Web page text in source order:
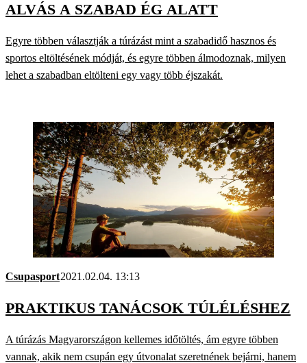
ALVÁS A SZABAD ÉG ALATT
Egyre többen választják a túrázást mint a szabadidő hasznos és
sportos eltöltésének módját, és egyre többen álmodoznak, milyen
lehet a szabadban eltölteni egy vagy több éjszakát.
Csupasport2021.02.04. 13:13
PRAKTIKUS TANÁCSOK TÚLÉLÉSHEZ
A túrázás Magyarországon kellemes időtöltés, ám egyre többen
vannak, akik nem csupán egy útvonalat szeretnének bejárni, hanem